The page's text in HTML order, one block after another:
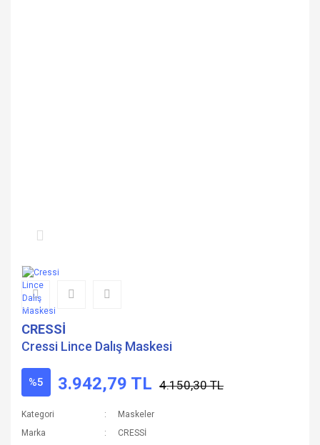
CRESSİ
Cressi Lince Dalış Maskesi
%5 3.942,79 TL 4.150,30 TL
Kategori
Maskeler
Marka
CRESSİ